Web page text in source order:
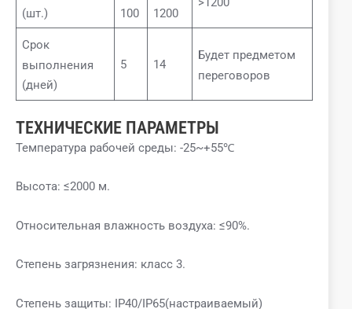
(шт.)
100
1200
Срок
выполнения
(дней)
5 14
Будет предметом
переговоров
ТЕХНИЧЕСКИЕ ПАРАМЕТРЫ
Температура рабочей среды: -25~+55℃
Высота: ≤2000 м.
Относительная влажность воздуха: ≤90%.
Степень загрязнения: класс 3.
Степень защиты: IP40/IP65(настраиваемый)